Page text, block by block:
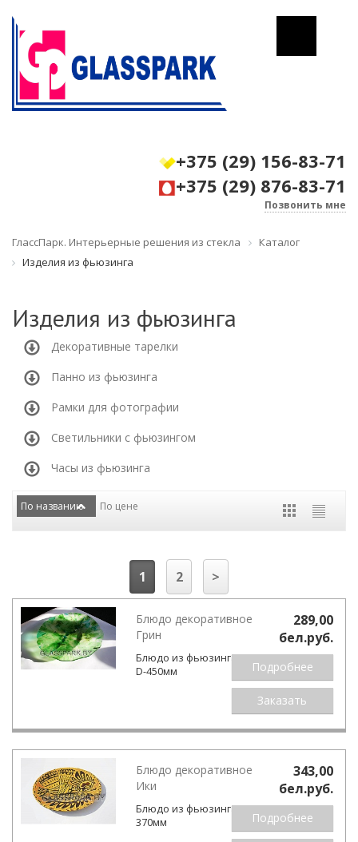
+375 (29) 156-83-71
+375 (29) 876-83-71
Позвонить мне
ГлассПарк. Интерьерные решения из стекла
Каталог
Изделия из фьюзинга
Изделия из фьюзинга
Декоративные тарелки
Панно из фьюзинга
Рамки для фотографии
Светильники с фьюзингом
Часы из фьюзинга
По названию По цене
1 2 >
Блюдо декоративное
Грин
Блюдо из фьюзинга Грин
D-450мм
289,00
бел.pуб.
Подробнее
Заказать
Блюдо декоративное
Ики
Блюдо из фьюзинга Ики D-
370мм
343,00
бел.pуб.
Подробнее